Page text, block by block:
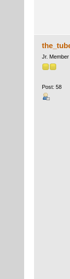
Jr. Member
Post: 58